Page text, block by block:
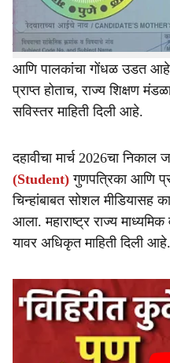
पण गुणपत्रिका आणि
सोशल मीडियावर संभ्रम निर्माण
आणि पालकांचा गोंधळ उडत
प्राप्त होताच, राज्य शिक्षण
सविस्तर माहिती दिली आहे.
दहावीचा मार्च 2026चा निकाल
(Student) गुणपत्रिका आणि
चिन्हांबाबत सोशल मीडियासह
आला. महाराष्ट्र राज्य
यावर अधिकृत माहिती दिली आहे.